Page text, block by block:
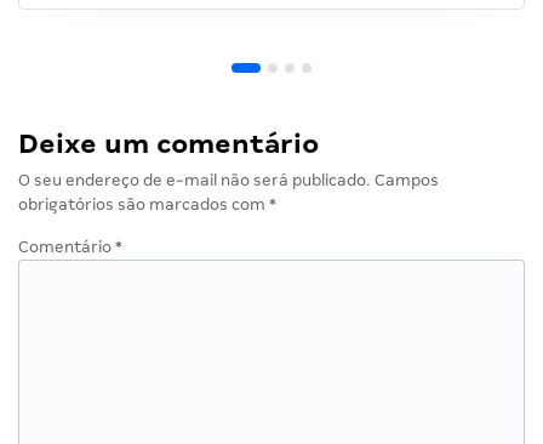
Deixe um comentário
O seu endereço de e-mail não será publicado. Campos
obrigatórios são marcados com *
Comentário *